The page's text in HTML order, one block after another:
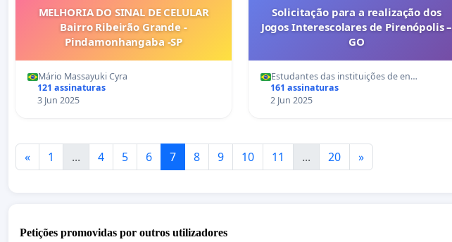
MELHORIA DO SINAL DE CELULAR
Bairro Ribeirão Grande -
Pindamonhangaba -SP
Mário Massayuki Cyra
121 assinaturas
3 Jun 2025
Solicitação para a realização dos
Jogos Interescolares de Pirenópolis –
GO
Estudantes das instituições de en…
161 assinaturas
2 Jun 2025
« 1 ... 4 5 6 7 8 9 10 11 ... 20 »
Petições promovidas por outros utilizadores